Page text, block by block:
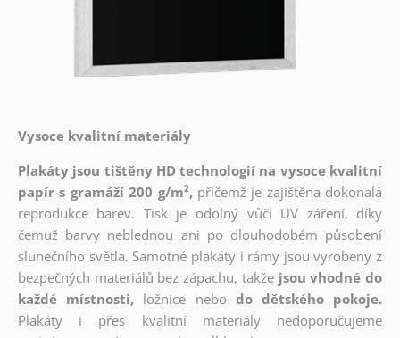
Vysoce kvalitní materiály
Plakáty jsou tištěny HD technologií na vysoce kvalitní
papír s gramáží 200 g/m², přičemž je zajištěna dokonalá
reprodukce barev. Tisk je odolný vůči UV záření, díky
čemuž barvy neblednou ani po dlouhodobém působení
slunečního světla. Samotné plakáty i rámy jsou vyrobeny z
bezpečných materiálů bez zápachu, takže jsou vhodné do
každé místnosti, ložnice nebo do dětského pokoje.
Plakáty i přes kvalitní materiály nedoporučujeme